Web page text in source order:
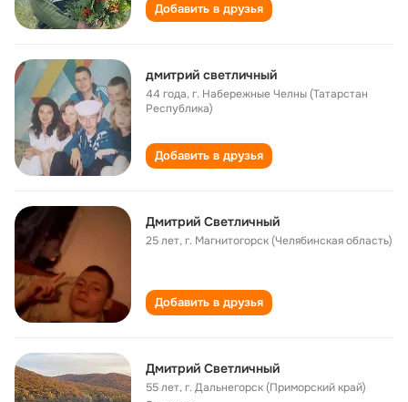
Добавить в друзья
дмитрий светличный
44 года,г. Набережные Челны (Татарстан
Республика)
Добавить в друзья
Дмитрий Светличный
25 лет,г. Магнитогорск (Челябинская область)
Добавить в друзья
Дмитрий Светличный
55 лет,г. Дальнегорск (Приморский край)